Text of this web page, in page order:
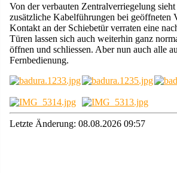
Von der verbauten Zentralverriegelung
zusätzliche Kabelführungen bei geöffneten
Kontakt an der Schiebetür verraten eine
Türen lassen sich auch weiterhin ganz
öffnen und schliessen. Aber nun auch alle
Fernbedienung.
Letzte Änderung: 08.08.2026 09:57